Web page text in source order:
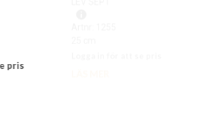
pris